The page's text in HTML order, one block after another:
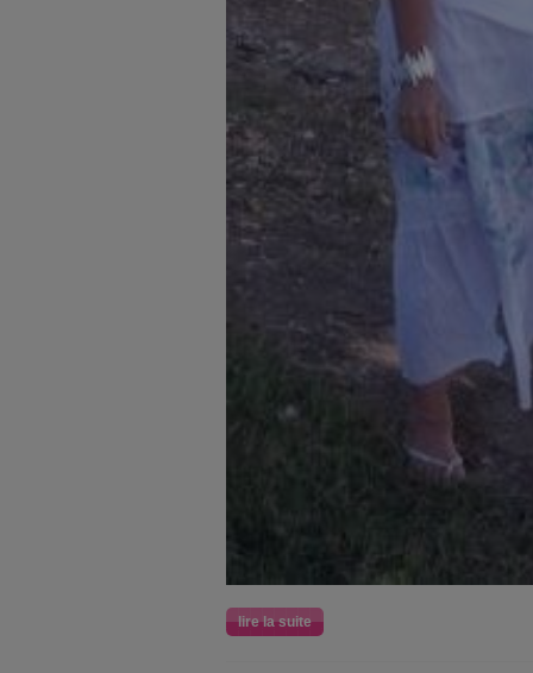
lire la suite